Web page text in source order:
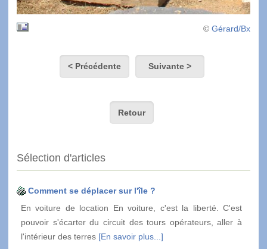
© Gérard/Bx
< Précédente Suivante >
Retour
Sélection d'articles
Comment se déplacer sur l'île ?
En voiture de location En voiture, c'est la liberté. C'est
pouvoir s'écarter du circuit des tours opérateurs, aller à
l'intérieur des terres [En savoir plus...]